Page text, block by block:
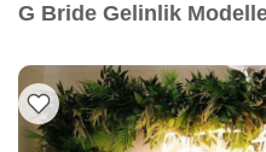
G Bride Gelinlik